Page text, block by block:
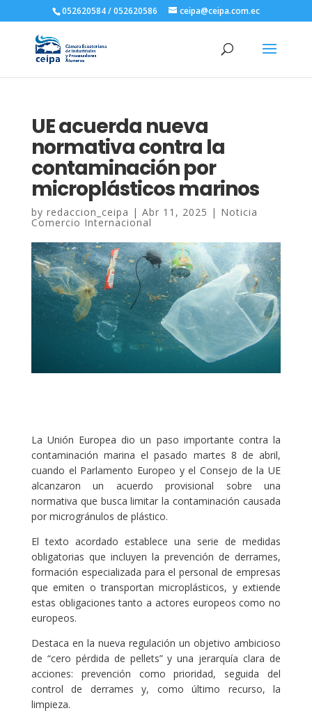
052620584 / 052620586 ceipa@ceipa.com.ec
UE acuerda nueva
normativa contra la
contaminación por
microplásticos marinos
by redaccion_ceipa | Abr 11, 2025 | Noticia
Comercio Internacional
La Unión Europea dio un paso importante contra la
contaminación marina el pasado martes 8 de abril,
cuando el Parlamento Europeo y el Consejo de la UE
alcanzaron un acuerdo provisional sobre una
normativa que busca limitar la contaminación causada
por microgránulos de plástico.
El texto acordado establece una serie de medidas
obligatorias que incluyen la prevención de derrames,
formación especializada para el personal de empresas
que emiten o transportan microplásticos, y extiende
estas obligaciones tanto a actores europeos como no
europeos.
Destaca en la nueva regulación un objetivo ambicioso
de “cero pérdida de pellets” y una jerarquía clara de
acciones: prevención como prioridad, seguida del
control de derrames y, como último recurso, la
limpieza.